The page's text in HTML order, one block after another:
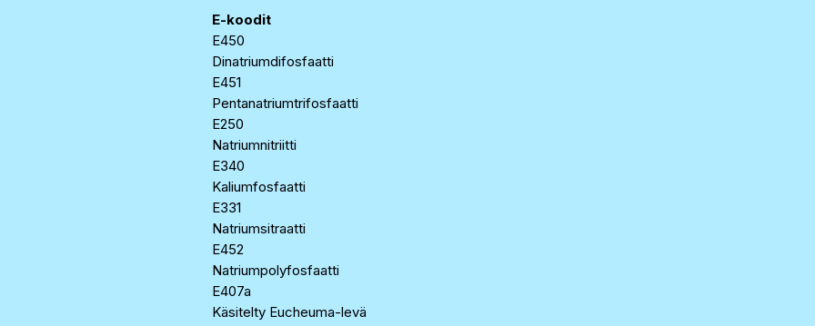
E-koodit
E450
Dinatriumdifosfaatti
E451
Pentanatriumtrifosfaatti
E250
Natriumnitriitti
E340
Kaliumfosfaatti
E331
Natriumsitraatti
E452
Natriumpolyfosfaatti
E407a
Käsitelty Eucheuma-levä